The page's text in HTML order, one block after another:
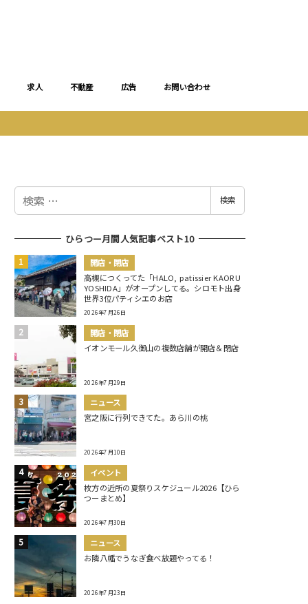
求人 不動産 広告 お問い合わせ
検
検索
ひらつー月間人気記事ベスト10
開店・閉店
高槻につくってた「HALO, patissier KAORU
YOSHIDA」がオープンしてる。シロモト出身
世界3位パティシエのお店
2026年7月26日
開店・閉店
イオンモール久御山の複数店舗が開店＆閉店
2026年7月29日
ニュース
宮之阪に行列できてた。あら川の桃
2026年7月10日
イベント
枚方の近所の夏祭りスケジュール2026【ひら
つーまとめ】
2026年7月30日
ニュース
お隣八幡でうなぎ食べ放題やってる！
2026年7月23日